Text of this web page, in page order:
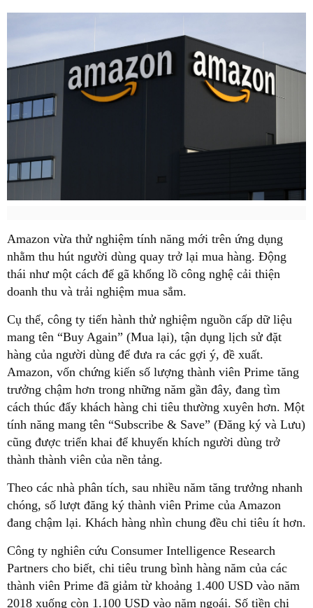
Amazon vừa thử nghiệm tính năng mới trên ứng dụng
nhằm thu hút người dùng quay trở lại mua hàng. Động
thái như một cách để gã khổng lồ công nghệ cải thiện
doanh thu và trải nghiệm mua sắm.
Cụ thể, công ty tiến hành thử nghiệm nguồn cấp dữ liệu
mang tên “Buy Again” (Mua lại), tận dụng lịch sử đặt
hàng của người dùng để đưa ra các gợi ý, đề xuất.
Amazon, vốn chứng kiến số lượng thành viên Prime tăng
trưởng chậm hơn trong những năm gần đây, đang tìm
cách thúc đẩy khách hàng chi tiêu thường xuyên hơn. Một
tính năng mang tên “Subscribe & Save” (Đăng ký và Lưu)
cũng được triển khai để khuyến khích người dùng trở
thành thành viên của nền tảng.
Theo các nhà phân tích, sau nhiều năm tăng trưởng nhanh
chóng, số lượt đăng ký thành viên Prime của Amazon
đang chậm lại. Khách hàng nhìn chung đều chi tiêu ít hơn.
Công ty nghiên cứu Consumer Intelligence Research
Partners cho biết, chi tiêu trung bình hàng năm của các
thành viên Prime đã giảm từ khoảng 1.400 USD vào năm
2018 xuống còn 1.100 USD vào năm ngoái. Số tiền chi